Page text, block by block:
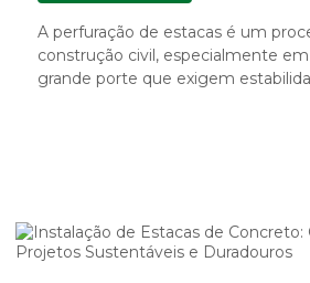
A perfuração de estacas é um
construção civil, especialmente
grande porte que exigem